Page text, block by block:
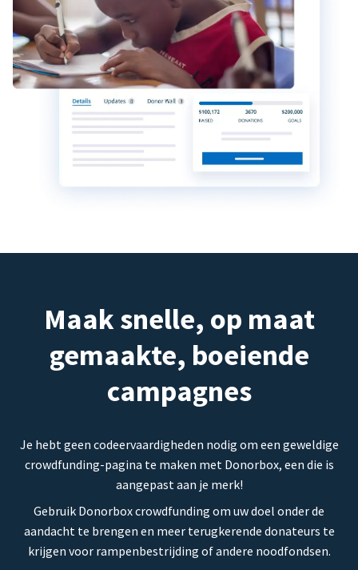
Maak snelle, op maat
gemaakte, boeiende
campagnes
Je hebt geen codeervaardigheden nodig om een geweldige
crowdfunding-pagina te maken met Donorbox, een die is
aangepast aan je merk!
Gebruik Donorbox crowdfunding om uw doel onder de
aandacht te brengen en meer terugkerende donateurs te
krijgen voor rampenbestrijding of andere noodfondsen.